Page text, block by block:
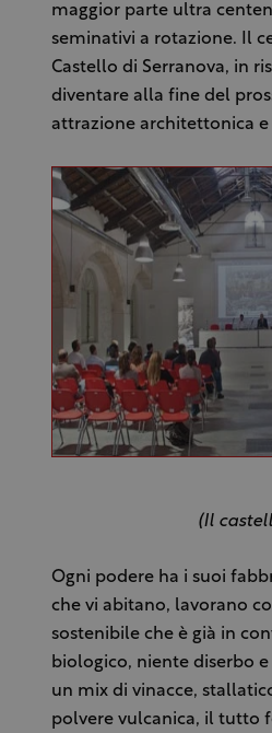
maggior parte ultra
seminativi a rotazione. Il
Castello di Serranova, in
diventare alla fine del
attrazione architettonica
(Il
Ogni podere ha i suoi
che vi abitano, lavorano
sostenibile che è già in
biologico, niente diserbo
un mix di vinacce,
polvere vulcanica, il tutto